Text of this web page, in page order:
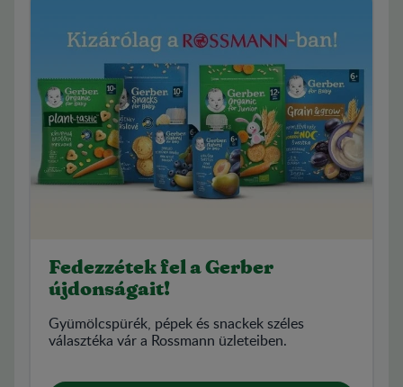
Fedezzétek fel a Gerber
újdonságait!
Gyümölcspürék, pépek és snackek széles
választéka vár a Rossmann üzleteiben.